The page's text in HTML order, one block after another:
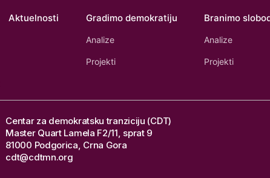
Aktuelnosti Gradimo demokratiju
Analize
Projekti
Branimo
Analize
Projekti
Centar za demokratsku tranziciju (CDT)
Master Quart Lamela F2/11, sprat 9
81000 Podgorica, Crna Gora
cdt@cdtmn.org